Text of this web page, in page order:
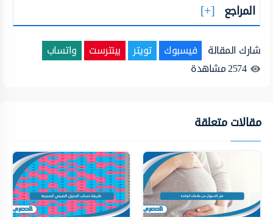
المراجع
شارك المقالة فيسبوك تويتر بينترست
واتساب
2574مشاهدة
مقالات متعلقة